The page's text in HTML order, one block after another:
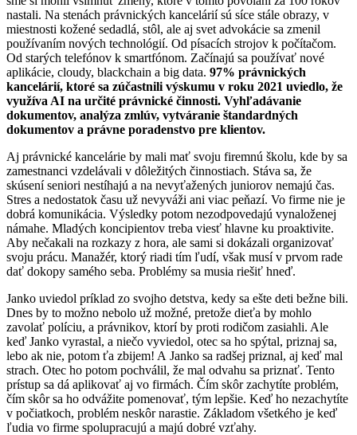
nastali. Na stenách právnických kancelárií sú síce stále obrazy, v
miestnosti kožené sedadlá, stôl, ale aj svet advokácie sa zmenil
používaním nových technológií. Od písacích strojov k počítačom.
Od starých telefónov k smartfónom. Začínajú sa používať nové
aplikácie, cloudy, blackchain a big data. 97% právnických
kancelárií, ktoré sa zúčastnili výskumu v roku 2021 uviedlo, že
využíva AI na určité právnické činnosti. Vyhľadávanie
dokumentov, analýza zmlúv, vytváranie štandardných
dokumentov a právne poradenstvo pre klientov.
Aj právnické kancelárie by mali mať svoju firemnú školu, kde by sa
zamestnanci vzdelávali v dôležitých činnostiach. Stáva sa, že
skúsení seniori nestíhajú a na nevyťažených juniorov nemajú čas.
Stres a nedostatok času už nevyváži ani viac peňazí. Vo firme nie je
dobrá komunikácia. Výsledky potom nezodpovedajú vynaloženej
námahe. Mladých koncipientov treba viesť hlavne ku proaktivite.
Aby nečakali na rozkazy z hora, ale sami si dokázali organizovať
svoju prácu. Manažér, ktorý riadi tím ľudí, však musí v prvom rade
dať dokopy samého seba. Problémy sa musia riešiť hneď.
Janko uviedol príklad zo svojho detstva, kedy sa ešte deti bežne bili.
Dnes by to možno nebolo už možné, pretože dieťa by mohlo
zavolať políciu, a právnikov, ktorí by proti rodičom zasiahli. Ale
keď Janko vyrastal, a niečo vyviedol, otec sa ho spýtal, priznaj sa,
lebo ak nie, potom ťa zbijem! A Janko sa radšej priznal, aj keď mal
strach. Otec ho potom pochválil, že mal odvahu sa priznať. Tento
prístup sa dá aplikovať aj vo firmách. Čím skôr zachytíte problém,
čím skôr sa ho odvážite pomenovať, tým lepšie. Keď ho nezachytíte
v počiatkoch, problém neskôr narastie. Základom všetkého je keď
ľudia vo firme spolupracujú a majú dobré vzťahy.